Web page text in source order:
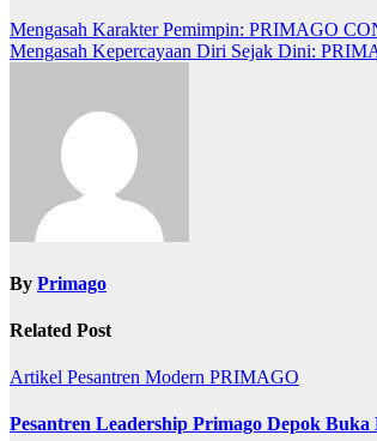
Post
navigation
Mengasah Karakter Pemimpin: PRIMAGO
Mengasah Kepercayaan Diri Sejak Dini:
By Primago
Related Post
Artikel Pesantren Modern PRIMAGO
Pesantren Leadership Primago Depok